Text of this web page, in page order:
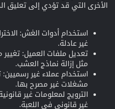
الأخرى التي قد تؤدي إلى تعليق
استخدام أدوات الغش:
غير عادلة.
تعديل ملفات العميل: تغيير
مثل إزالة نماذج العشب.
مشغلات غير مصرح بها.
الترويج لمعلومات غير
غير قانوني في اللعبة.